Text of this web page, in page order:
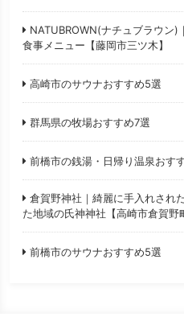
NATUBROWN(ナチュブラウン)
食事メニュー【藤岡市三ツ木】
高崎市のサウナおすすめ5選
群馬県の牧場おすすめ7選
前橋市の銭湯・日帰り温泉おす
倉賀野神社｜綺麗に手入れされ
た地域の氏神神社【高崎市倉賀野
前橋市のサウナおすすめ5選